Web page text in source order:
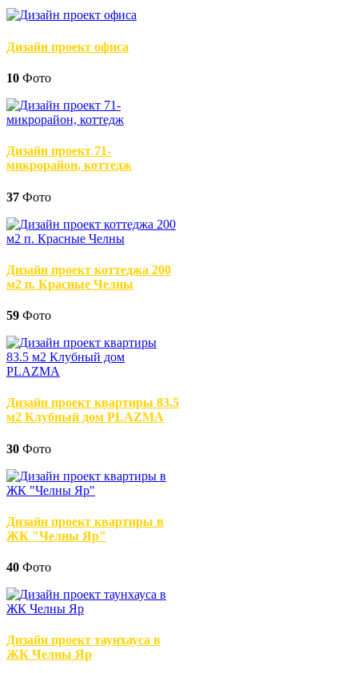
Дизайн проект офиса
10 Фото
Дизайн проект 71-
микрорайон, коттедж
37 Фото
Дизайн проект коттеджа 200
м2 п. Красные Челны
59 Фото
Дизайн проект квартиры 83.5
м2 Клубный дом PLAZMA
30 Фото
Дизайн проект квартиры в
ЖК "Челны Яр"
40 Фото
Дизайн проект таунхауса в
ЖК Челны Яр